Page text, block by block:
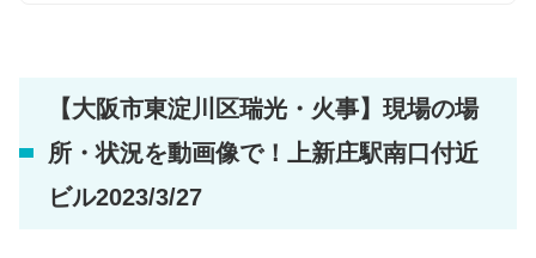
【大阪市東淀川区瑞光・火事】現場の場
所・状況を動画像で！上新庄駅南口付近
ビル2023/3/27